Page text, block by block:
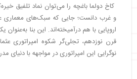
کاخ دولما باغچه را می‌توان نماد تلفیق
و غرب دانست؛ جایی که سبک‌های معماری
اروپایی با هم درآمیخته‌اند. این بنا
قرن نوزدهم، تجلی‌گر شکوه امپراتوری
نوگرایی این امپراتوری در مواجهه با دنیای